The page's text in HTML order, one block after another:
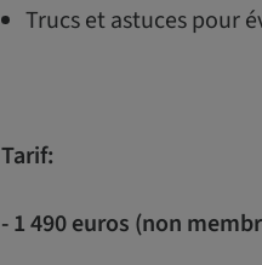
Trucs et astuces pour
Tarif:
- 1 490 euros (non